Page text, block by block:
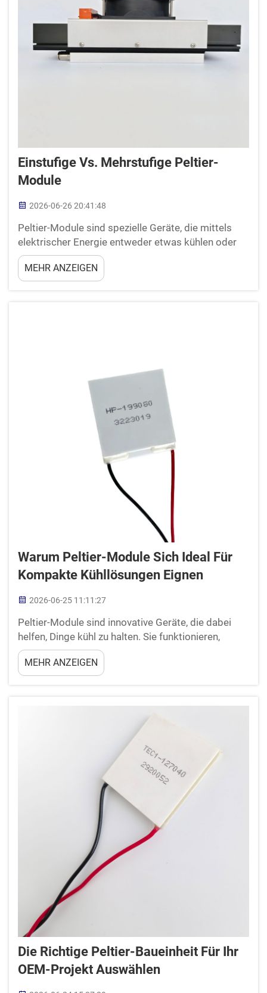
Einstufige Vs. Mehrstufige Peltier-
Module
2026-06-26 20:41:48
Peltier-Module sind spezielle Geräte, die mittels
elektrischer Energie entweder etwas kühlen oder
erwärmen können. Sie arbeiten nach dem Peltier-
Effekt, bei dem elektrischer Strom durch zwei
unterschiedliche Materialien geleitet wird. Dadurch
MEHR ANZEIGEN
Warum Peltier-Module Sich Ideal Für
Kompakte Kühllösungen Eignen
2026-06-25 11:11:27
Peltier-Module sind innovative Geräte, die dabei
helfen, Dinge kühl zu halten. Sie funktionieren,
indem sie Wärme von einer Seite zur anderen
transportieren. Dadurch wird eine Seite kalt und die
andere warm. Sie sind klein und einfach zu
unterschiedliche Kühlanwendungen bevorzugt
MEHR ANZEIGEN
Die Richtige Peltier-Baueinheit Für Ihr
OEM-Projekt Auswählen